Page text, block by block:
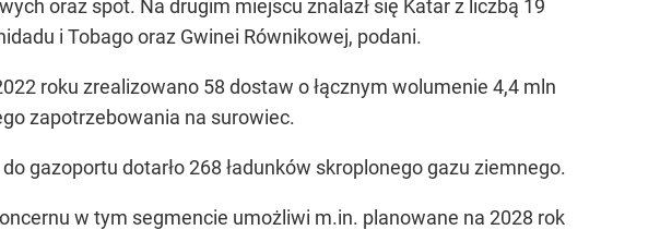
oraz spot. Na drugim miejscu znalazł się Katar z liczbą 19
i Tobago oraz Gwinei Równikowej, podani.
roku zrealizowano 58 dostaw o łącznym wolumenie 4,4 mln
zapotrzebowania na surowiec.
gazoportu dotarło 268 ładunków skroplonego gazu ziemnego.
w tym segmencie umożliwi m.in. planowane na 2028 rok